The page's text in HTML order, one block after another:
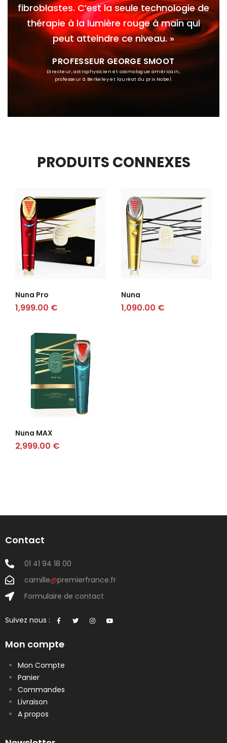
fibroblastes. C’est la seule technologie de
thérapie à la lumière rouge à main qui
peut atteindre ce niveau. »
PROFESSEUR GEORGE SMOOT
Directeur, astrophysicien et cosmologue américain,
professeur à Berkeley et lauréat du prix Nobel.
PRODUITS CONNEXES
Nuna Pro
1,999.00 €
Nuna
1,090.00 €
Nuna MAX
2,999.00 €
Contact
01 41 94 18 00
camille@premierfrance.fr
Formulaire de contact
Suivez nous :
Mon compte
Mon Compte
Panier
Commandes
Livraison
A propos